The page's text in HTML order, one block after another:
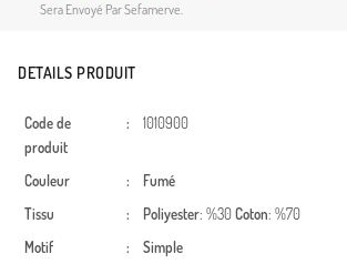
Sera Envoyé Par Sefamerve.
DETAILS PRODUIT
Code de
produit
: 1010900
Couleur :
Fumé
Tissu
: Poliyester: %30Coton: %70
Motif
:
Simple